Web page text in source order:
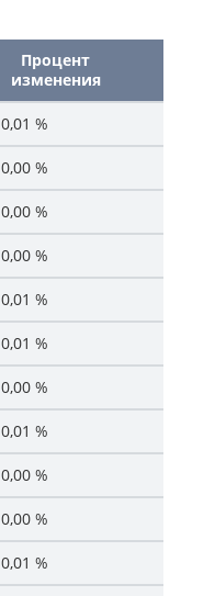
Процент
изменения
0,01 %
0,00 %
0,00 %
0,00 %
0,01 %
0,01 %
0,00 %
0,01 %
0,00 %
0,00 %
0,01 %